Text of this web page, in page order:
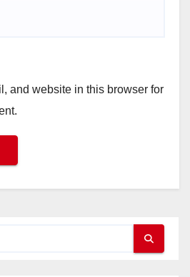
and website in this browser for